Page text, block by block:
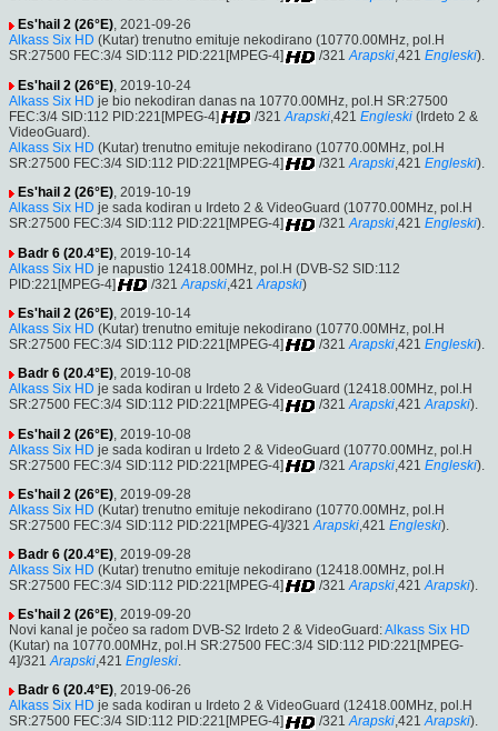
Es'hail 2 (26°E), 2021-09-26
Alkass Six HD (Kutar) trenutno emituje nekodirano (10770.00MHz, pol.H
SR:27500 FEC:3/4 SID:112 PID:221[MPEG-4]
/321 Arapski,421 Engleski).
Es'hail 2 (26°E) , 2019-10-24
Alkass Six HD je bio nekodiran danas na 10770.00MHz, pol.H SR:27500
FEC:3/4 SID:112 PID:221[MPEG-4]
/321 Arapski ,421 Engleski (Irdeto 2 &
VideoGuard).
Alkass Six HD (Kutar) trenutno emituje nekodirano (10770.00MHz, pol.H
SR:27500 FEC:3/4 SID:112 PID:221[MPEG-4]
/321 Arapski,421 Engleski).
Es'hail 2 (26°E), 2019-10-19
Alkass Six HD je sada kodiran u Irdeto 2 & VideoGuard (10770.00MHz, pol.H
SR:27500 FEC:3/4 SID:112 PID:221[MPEG-4]
/321 Arapski,421 Engleski).
Badr 6 (20.4°E) , 2019-10-14
Alkass Six HD je napustio 12418.00MHz, pol.H (DVB-S2 SID:112
PID:221[MPEG-4]
/321 Arapski ,421 Arapski)
Es'hail 2 (26°E), 2019-10-14
Alkass Six HD (Kutar) trenutno emituje nekodirano (10770.00MHz, pol.H
SR:27500 FEC:3/4 SID:112 PID:221[MPEG-4]
/321 Arapski,421 Engleski).
Badr 6 (20.4°E), 2019-10-08
Alkass Six HD je sada kodiran u Irdeto 2 & VideoGuard (12418.00MHz, pol.H
SR:27500 FEC:3/4 SID:112 PID:221[MPEG-4]
/321 Arapski,421 Arapski).
Es'hail 2 (26°E) , 2019-10-08
Alkass Six HD je sada kodiran u Irdeto 2 & VideoGuard (10770.00MHz, pol.H
SR:27500 FEC:3/4 SID:112 PID:221[MPEG-4]
/321 Arapski ,421 Engleski).
Es'hail 2 (26°E), 2019-09-28
Alkass Six HD (Kutar) trenutno emituje nekodirano (10770.00MHz, pol.H
SR:27500 FEC:3/4 SID:112 PID:221[MPEG-4]/321 Arapski,421 Engleski).
Badr 6 (20.4°E), 2019-09-28
Alkass Six HD (Kutar) trenutno emituje nekodirano (12418.00MHz, pol.H
SR:27500 FEC:3/4 SID:112 PID:221[MPEG-4]
/321 Arapski,421 Arapski).
Es'hail 2 (26°E), 2019-09-20
Novi kanal je počeo sa radom DVB-S2 Irdeto 2 & VideoGuard:Alkass Six HD
(Kutar) na 10770.00MHz, pol.H SR:27500 FEC:3/4 SID:112 PID:221[MPEG-
4]/321 Arapski,421 Engleski.
Badr 6 (20.4°E), 2019-06-26
Alkass Six HD je sada kodiran u Irdeto 2 & VideoGuard (12418.00MHz, pol.H
SR:27500 FEC:3/4 SID:112 PID:221[MPEG-4]
/321 Arapski,421 Arapski).